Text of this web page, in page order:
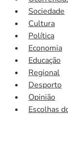
Sociedade
Cultura
Política
Economia
Educação
Regional
Desporto
Opinião
Escolhas